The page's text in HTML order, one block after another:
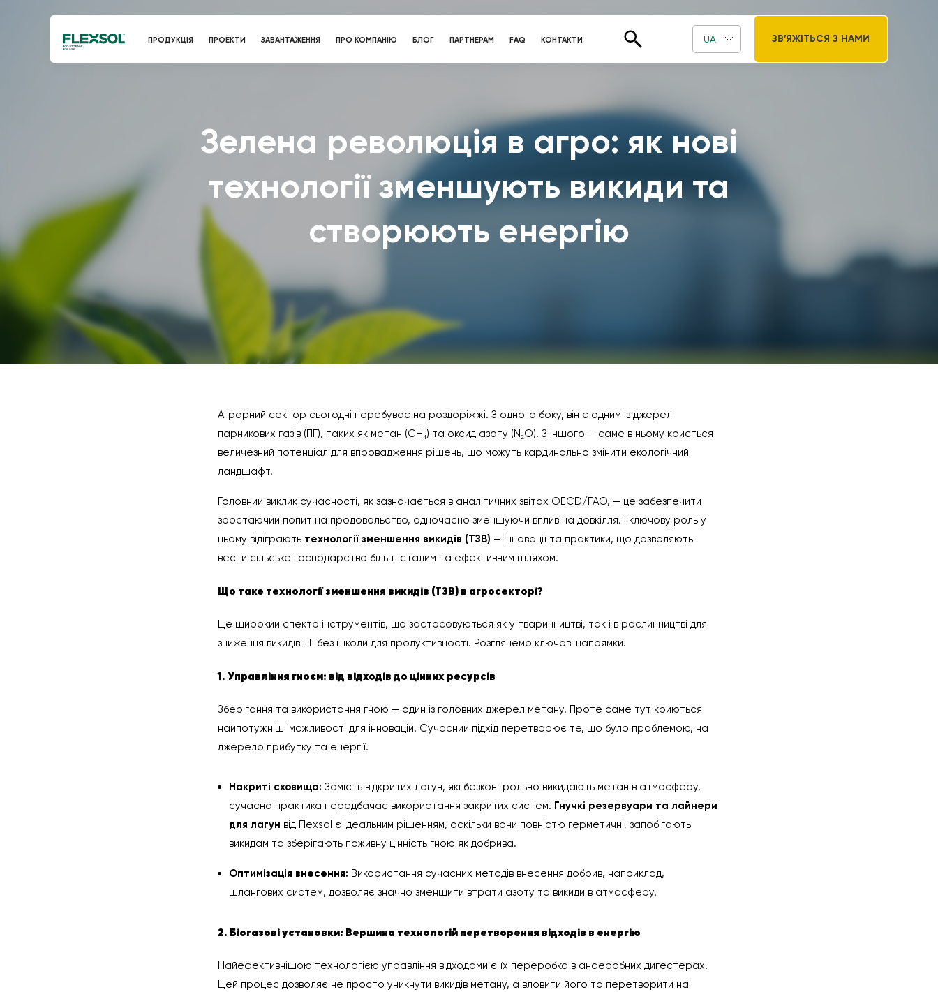
UA
ПРОДУКЦІЯ ПРОЕКТИ ЗАВАНТАЖЕННЯ ПРО КОМПАНІЮ БЛОГ ПАРТНЕРАМ FAQ КОНТАКТИ ЗВ’ЯЖІТЬСЯ З НАМИ
Зелена революція в агро: як нові
технології зменшують викиди та
створюють енергію
Аграрний сектор сьогодні перебуває на роздоріжжі. З одного боку, він є одним із джерел
парникових газів (ПГ), таких як метан (CH₄) та оксид азоту (N₂O). З іншого — саме в ньому криється
величезний потенціал для впровадження рішень, що можуть кардинально змінити екологічний
ландшафт.
Головний виклик сучасності, як зазначається в аналітичних звітах OECD/FAO, — це забезпечити
зростаючий попит на продовольство, одночасно зменшуючи вплив на довкілля. І ключову роль у
цьому відіграють технології зменшення викидів (ТЗВ) — інновації та практики, що дозволяють
вести сільське господарство більш сталим та ефективним шляхом.
Що таке технології зменшення викидів (ТЗВ) в агросекторі?
Це широкий спектр інструментів, що застосовуються як у тваринництві, так і в рослинництві для
зниження викидів ПГ без шкоди для продуктивності. Розглянемо ключові напрямки.
1. Управління гноєм: від відходів до цінних ресурсів
Зберігання та використання гною — один із головних джерел метану. Проте саме тут криються
найпотужніші можливості для інновацій. Сучасний підхід перетворює те, що було проблемою, на
джерело прибутку та енергії.
Накриті сховища: Замість відкритих лагун, які безконтрольно викидають метан в атмосферу,
сучасна практика передбачає використання закритих систем. Гнучкі резервуари та лайнери
для лагун від Flexsol є ідеальним рішенням, оскільки вони повністю герметичні, запобігають
викидам та зберігають поживну цінність гною як добрива.
Оптимізація внесення: Використання сучасних методів внесення добрив, наприклад,
шлангових систем, дозволяє значно зменшити втрати азоту та викиди в атмосферу.
2. Біогазові установки: Вершина технологій перетворення відходів в енергію
Найефективнішою технологією управління відходами є їх переробка в анаеробних дигестерах.
Цей процес дозволяє не просто уникнути викидів метану, а вловити його та перетворити на